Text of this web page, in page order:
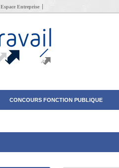
Espace Entreprise
CONCOURS FONCTION PUBLIQUE